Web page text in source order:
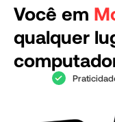
Você em
qualquer